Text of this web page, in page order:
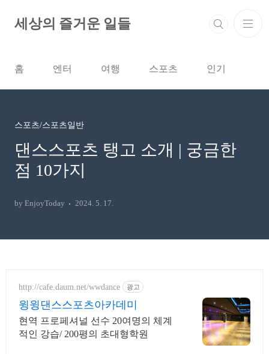
세상의 즐거운 일들
홈 엔터 여행 스포츠 인기
스포츠/스포츠일반
댄스스포츠 탱고 소개 | 궁금한
점 10가지
by EnjoyToday 2024. 5. 17.
http://cafe.daum.net/wwdance 광고
윙윙댄스스포츠아카데미
현역 프로페셔널 선수 20여명의 체계
적인 강습/ 200평의 초대형학원